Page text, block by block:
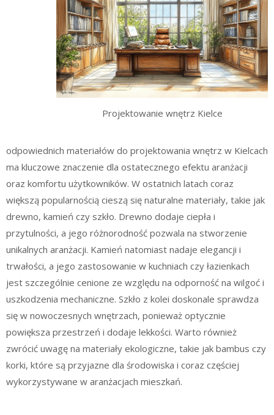
Projektowanie wnętrz Kielce
odpowiednich materiałów do projektowania wnętrz w Kielcach
ma kluczowe znaczenie dla ostatecznego efektu aranżacji
oraz komfortu użytkowników. W ostatnich latach coraz
większą popularnością cieszą się naturalne materiały, takie jak
drewno, kamień czy szkło. Drewno dodaje ciepła i
przytulności, a jego różnorodność pozwala na stworzenie
unikalnych aranżacji. Kamień natomiast nadaje elegancji i
trwałości, a jego zastosowanie w kuchniach czy łazienkach
jest szczególnie cenione ze względu na odporność na wilgoć i
uszkodzenia mechaniczne. Szkło z kolei doskonale sprawdza
się w nowoczesnych wnętrzach, ponieważ optycznie
powiększa przestrzeń i dodaje lekkości. Warto również
zwrócić uwagę na materiały ekologiczne, takie jak bambus czy
korki, które są przyjazne dla środowiska i coraz częściej
wykorzystywane w aranżacjach mieszkań.